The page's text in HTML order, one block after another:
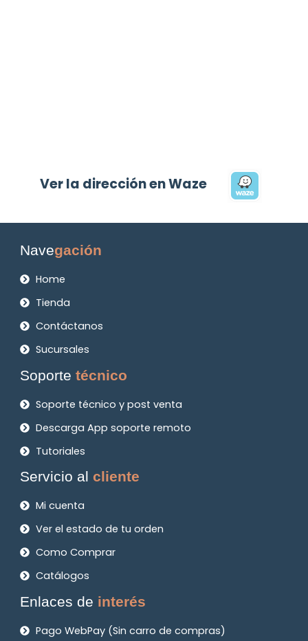
Ver la dirección en Waze
Navegación
Home
Tienda
Contáctanos
Sucursales
Soportetécnico
Soporte técnico y post venta
Descarga App soporte remoto
Tutoriales
Servicio alcliente
Mi cuenta
Ver el estado de tu orden
Como Comprar
Catálogos
Enlaces de interés
Pago WebPay (Sin carro de compras)